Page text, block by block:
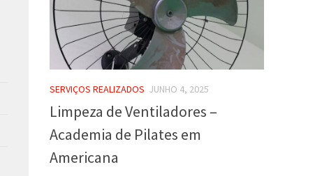
SERVIÇOS REALIZADOS JUNHO 4, 2025
Limpeza de Ventiladores –
Academia de Pilates em
Americana